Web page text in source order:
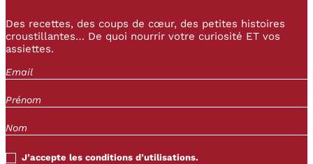
Des recettes, des coups de cœur, des petites histoires
croustillantes… De quoi nourrir votre curiosité ET vos
assiettes.
J’accepte les conditions d’utilisations.